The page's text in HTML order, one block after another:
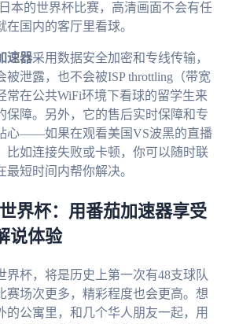
本的世界杯比赛，高清画面不会有任
国内的客厅里看球。
速器采用数据安全加密和专线传输，
被泄露，也不会被ISP throttling（带宽
常在公共WiFi环境下看球的留学生来
保障。另外，它的售后实时保障和专
心——如果在观看美国VS波黑的直播
比如连接失败或卡顿，你可以随时联
最短时间内帮你解决。
界杯：用番茄加速器享受
说体验
界杯，将是历史上第一次有48支球队
赛场次更多，精彩程度也会更高。想
的公寓里，和几个华人朋友一起，用